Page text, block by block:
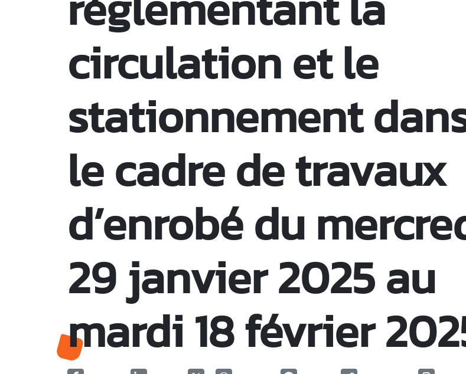
circulation et le
stationnement
le cadre de travaux
d’enrobé du
29 janvier 2025 au
mardi 18 février